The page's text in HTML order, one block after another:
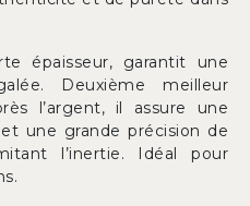
épaisseur, garantit une
Deuxième meilleur
l’argent, il assure une
une grande précision de
l’inertie. Idéal pour